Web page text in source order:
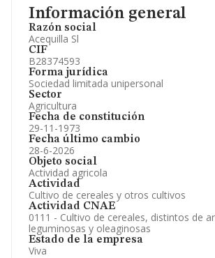
Información general
Razón social
Acequilla Sl
CIF
B28374593
Forma jurídica
Sociedad limitada unipersonal
Sector
Agricultura
Fecha de constitución
29-11-1973
Fecha último cambio
28-6-2026
Objeto social
Actividad agricola
Actividad
Cultivo de cereales y otros cultivos
Actividad CNAE
0111 - Cultivo de cereales, distintos de
leguminosas y oleaginosas
Estado de la empresa
Viva